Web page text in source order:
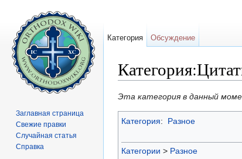
Эта категория в данный
Категория: Разное
Категории > Разное
Категория Обсуждение
Заглавная страница
Свежие правки
Случайная статья
Справка